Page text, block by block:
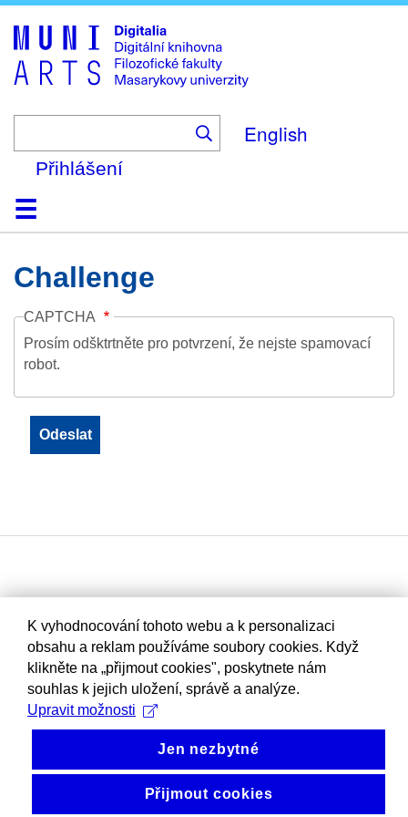
to
main
content
English
Přihlášení
DomůKolekce
Prohlížení
Vyhledávání
O platformě
Nápověda
KontaktDigitalia
Challenge
CAPTCHA
Prosím odšktrtněte pro potvrzení, že nejste spamovací
robot.
K vyhodnocování tohoto webu a k personalizaci
obsahu a reklam používáme soubory cookies. Když
klikněte na „přijmout cookies", poskytnete nám
souhlas k jejich uložení, správě a analýze.
Upravit možnosti
Jen nezbytné
Přijmout cookies